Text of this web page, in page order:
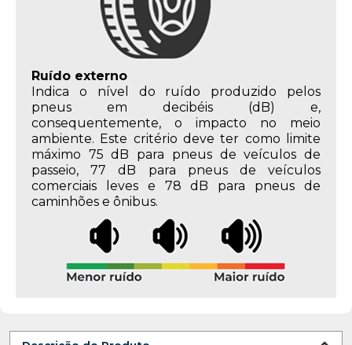
Ruído externo
Indica o nível do ruído produzido pelos
pneus em decibéis (dB) e,
consequentemente, o impacto no meio
ambiente. Este critério deve ter como limite
máximo 75 dB para pneus de veículos de
passeio, 77 dB para pneus de veículos
comerciais leves e 78 dB para pneus de
caminhões e ônibus.